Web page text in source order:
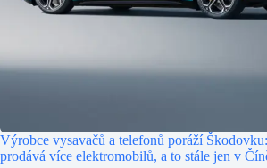
Výrobce vysavačů a telefonů poráží
prodává více elektromobilů, a to stále jen v